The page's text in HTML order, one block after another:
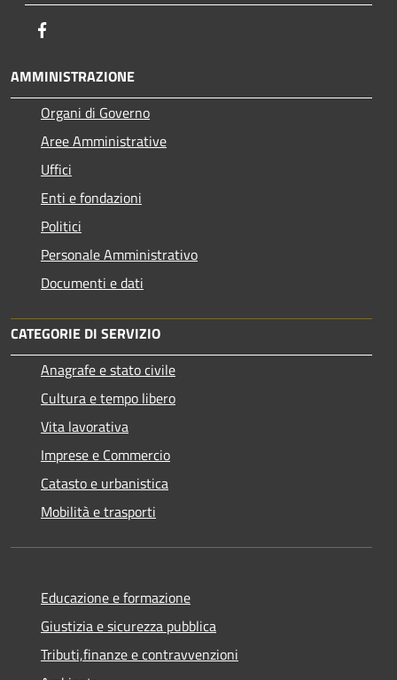
AMMINISTRAZIONE
Organi di Governo
Aree Amministrative
Uffici
Enti e fondazioni
Politici
Personale Amministrativo
Documenti e dati
CATEGORIE DI SERVIZIO
Anagrafe e stato civile
Cultura e tempo libero
Vita lavorativa
Imprese e Commercio
Catasto e urbanistica
Mobilità e trasporti
Educazione e formazione
Giustizia e sicurezza pubblica
Tributi,finanze e contravvenzioni